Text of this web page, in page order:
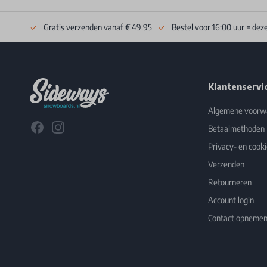
Gratis verzenden vanaf € 49.95 Bestel voor 16:00 uur =
FacebookInstagram
Algemene
Betaalmethoden
Privacy- en
Verzenden
Retourneren
Account login
Contact opnemen